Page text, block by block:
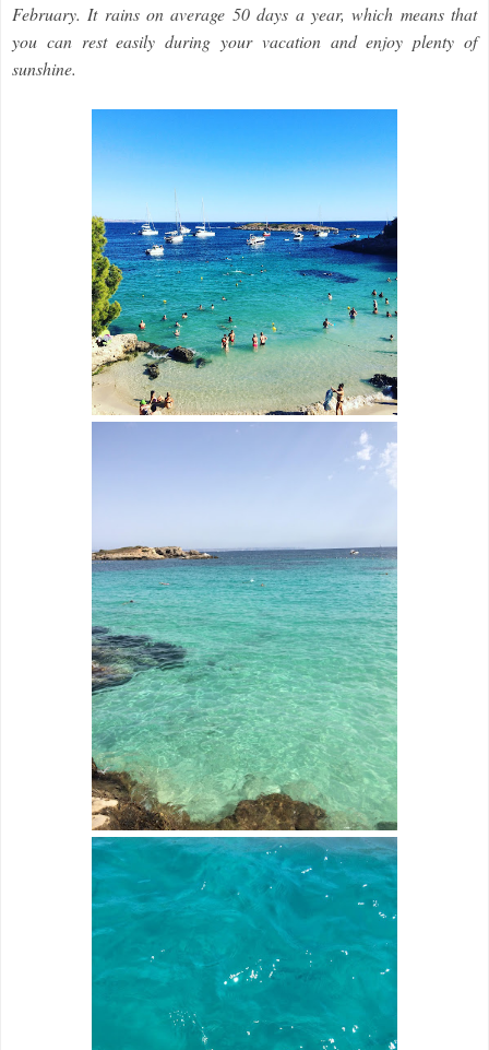
February. It rains on average 50 days a year, which means that
you can rest easily during your vacation and enjoy plenty of
sunshine.